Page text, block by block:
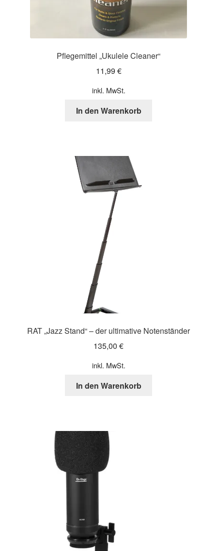
Pflegemittel „Ukulele Cleaner“
11,99 €
inkl. MwSt.
In den Warenkorb
RAT „Jazz Stand“ – der ultimative Notenständer
135,00 €
inkl. MwSt.
In den Warenkorb